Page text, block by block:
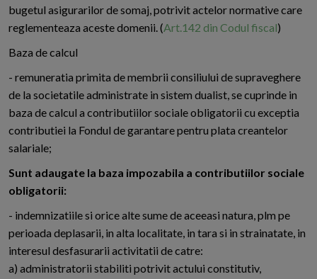
bugetul asigurarilor de somaj, potrivit actelor normative care
reglementeaza aceste domenii. (Art.142 din Codul fiscal)
Baza de calcul
- remuneratia primita de membrii consiliului de supraveghere
de la societatile administrate in sistem dualist, se cuprinde in
baza de calcul a contributiilor sociale obligatorii cu exceptia
contributiei la Fondul de garantare pentru plata creantelor
salariale;
Sunt adaugate la baza impozabila a contributiilor sociale
obligatorii:
- indemnizatiile si orice alte sume de aceeasi natura, plm pe
perioada deplasarii, in alta localitate, in tara si in strainatate, in
interesul desfasurarii activitatii de catre:
a) administratorii stabiliti potrivit actului constitutiv,